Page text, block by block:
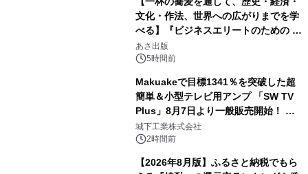
文化・作法、世界への広がりまでを学
べる】『ビジネスエリートのための 教
養としての蕎麦』2026年8月25日
（火）発売
あさ出版
5時間前
Makuakeで目標1341％を突破した超
簡単＆小型テレビ用アンプ 「SW TV
Plus」8月7日より一般販売開始！ ケ
ーブル1本つなぐだけ、テレビの音が
ぐっと豊かに
城下工業株式会社
2時間前
【2026年8月版】ふるさと納税でもら